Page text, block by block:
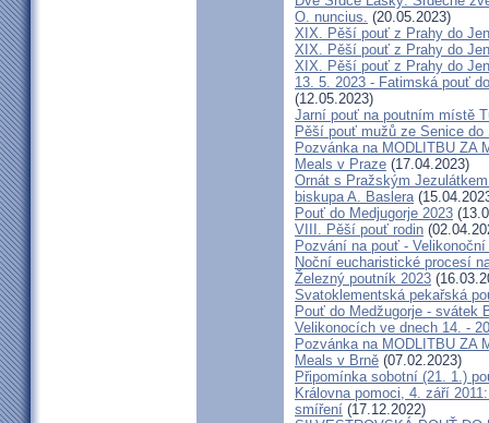
O. nuncius. (20.05.2023)
XIX. Pěší pouť z Prahy do
XIX. Pěší pouť z Prahy do
XIX. Pěší pouť z Prahy do
13. 5. 2023 - Fatimská pouť
(12.05.2023)
Jarní pouť na poutním místě
Pěší pouť mužů ze Senice do
Pozvánka na MODLITBU ZA
Meals v Praze (17.04.2023)
Ornát s Pražským
biskupa A. Baslera
Pouť do Medjugorje 2023
VIII. Pěší pouť rodin
Pozvání na pouť -
Noční eucharistické procesí
Železný poutník 2023
Svatoklementská pekařská
Pouť do Medžugorje - svátek
Velikonocích ve dnech 14. -
Pozvánka na MODLITBU ZA
Meals v Brně (07.02.2023)
Připomínka sobotní (21. 1.)
Královna pomoci, 4. září
smíření (17.12.2022)